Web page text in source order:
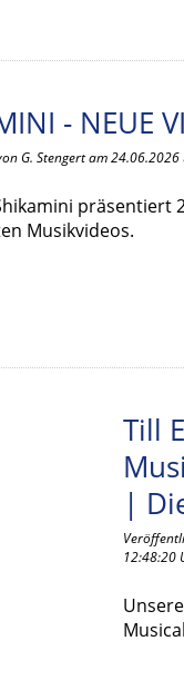
- NEUE
G. Stengert am
präsentiert
Musikvideos.
Till
|
12:48:20